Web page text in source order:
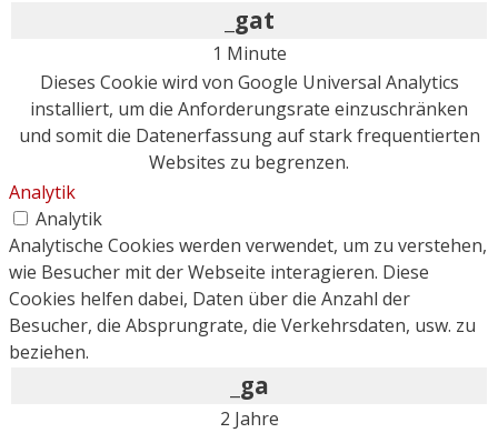
_gat
1 Minute
Dieses Cookie wird von Google Universal Analytics
installiert, um die Anforderungsrate einzuschränken
und somit die Datenerfassung auf stark frequentierten
Websites zu begrenzen.
Analytik
Analytik
Analytische Cookies werden verwendet, um zu verstehen,
wie Besucher mit der Webseite interagieren. Diese
Cookies helfen dabei, Daten über die Anzahl der
Besucher, die Absprungrate, die Verkehrsdaten, usw. zu
beziehen.
_ga
2 Jahre